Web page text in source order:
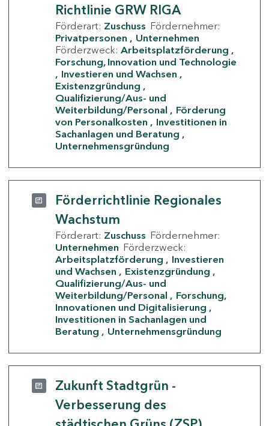
Richtlinie GRW RIGA
Förderart: Zuschuss Fördernehmer:
Privatpersonen
Unternehmen
Förderzweck: Arbeitsplatzförderung
Forschung, Innovation und Technologie
Investieren und Wachsen
Existenzgründung
Qualifizierung/Aus- und
Weiterbildung/Personal
Förderung
von Personalkosten
Investitionen in
Sachanlagen und Beratung
Unternehmensgründung
Förderrichtlinie Regionales
Wachstum
Förderart: Zuschuss Fördernehmer:
Unternehmen Förderzweck:
Arbeitsplatzförderung
Investieren
und Wachsen
Existenzgründung
Qualifizierung/Aus- und
Weiterbildung/Personal
Forschung,
Innovationen und Digitalisierung
Investitionen in Sachanlagen und
Beratung
Unternehmensgründung
Zukunft Stadtgrün -
Verbesserung des